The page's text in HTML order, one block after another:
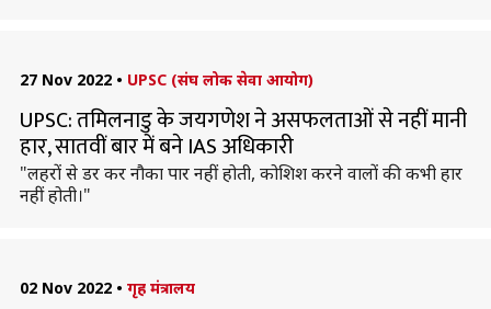
27 Nov 2022 • UPSC (संघ लोक सेवा आयोग)
UPSC: तमिलनाडु के जयगणेश ने असफलताओं से नहीं मानी
हार, सातवीं बार में बने IAS अधिकारी
"लहरों से डर कर नौका पार नहीं होती, कोशिश करने वालों की कभी हार
नहीं होती।"
02 Nov 2022 • गृह मंत्रालय